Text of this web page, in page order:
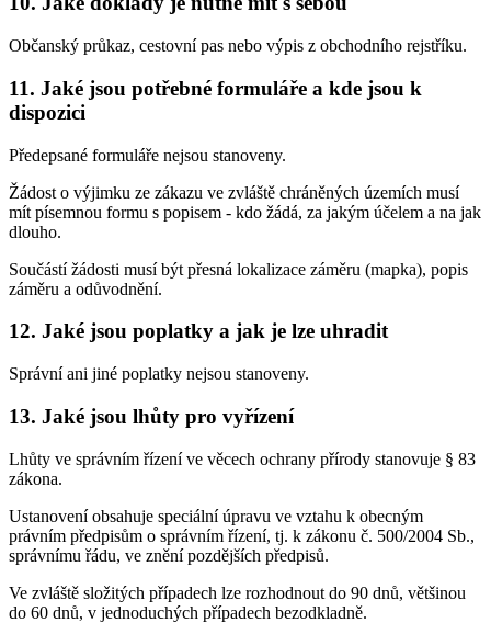
Občanský průkaz, cestovní pas nebo výpis z obchodního rejstříku.
11. Jaké jsou potřebné formuláře a kde jsou k
dispozici
Předepsané formuláře nejsou stanoveny.
Žádost o výjimku ze zákazu ve zvláště chráněných územích musí
mít písemnou formu s popisem - kdo žádá, za jakým účelem a na jak
dlouho.
Součástí žádosti musí být přesná lokalizace záměru (mapka), popis
záměru a odůvodnění.
12. Jaké jsou poplatky a jak je lze uhradit
Správní ani jiné poplatky nejsou stanoveny.
13. Jaké jsou lhůty pro vyřízení
Lhůty ve správním řízení ve věcech ochrany přírody stanovuje § 83
zákona.
Ustanovení obsahuje speciální úpravu ve vztahu k obecným
právním předpisům o správním řízení, tj. k zákonu č. 500/2004 Sb.,
správnímu řádu, ve znění pozdějších předpisů.
Ve zvláště složitých případech lze rozhodnout do 90 dnů, většinou
do 60 dnů, v jednoduchých případech bezodkladně.